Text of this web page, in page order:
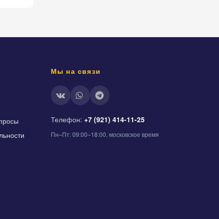
Мы на связи
Телефон: +7 (921) 414-11-25
Пн–Пт: 09:00–18:00, московское время